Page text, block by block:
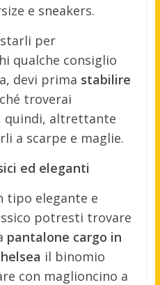
e sneakers.
per
qualche consiglio
devi prima stabilire
troverai
quindi, altrettante
a scarpe e maglie.
ed eleganti
tipo elegante e
potresti trovare
pantalone cargo in
il binomio
con maglioncino a